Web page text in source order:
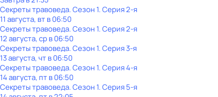
Секреты травоведа. Сезон 1. Серия 2-я
11 августа, вт в 06:50
Секреты травоведа. Сезон 1. Серия 2-я
12 августа, ср в 06:50
Секреты травоведа. Сезон 1. Серия 3-я
13 августа, чт в 06:50
Секреты травоведа. Сезон 1. Серия 4-я
14 августа, пт в 06:50
Секреты травоведа. Сезон 1. Серия 5-я